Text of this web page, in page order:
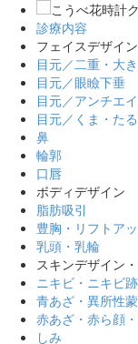
診療内容
フェイスデザイン
目元／二重・大き
目元／眼瞼下垂
目元／アンチエ
目元／くま・た
鼻
輪郭
口唇
ボディデザイン
脂肪吸引
豊胸・リフトア
乳頭・乳輪
スキンデザイン
ニキビ・ニキビ跡
青あざ・異所性
赤あざ・赤ら顔
しみ